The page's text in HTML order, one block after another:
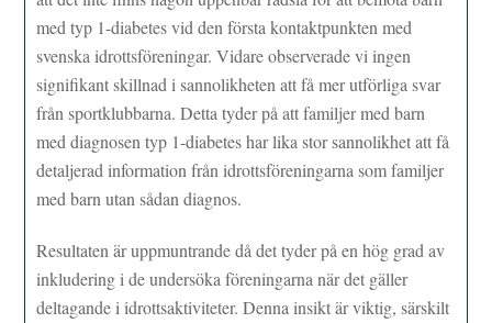
med typ 1-diabetes vid den första kontaktpunkten med
svenska idrottsföreningar. Vidare observerade vi ingen
signifikant skillnad i sannolikheten att få mer utförliga svar
från sportklubbarna. Detta tyder på att familjer med barn
med diagnosen typ 1-diabetes har lika stor sannolikhet att få
detaljerad information från idrottsföreningarna som familjer
med barn utan sådan diagnos.
Resultaten är uppmuntrande då det tyder på en hög grad av
inkludering i de undersöka föreningarna när det gäller
deltagande i idrottsaktiviteter. Denna insikt är viktig, särskilt